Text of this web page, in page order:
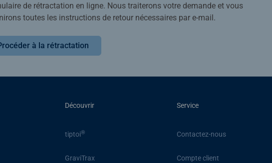
de rétractation en ligne. Nous traiterons votre demande et vous
toutes les instructions de retour nécessaires par e-mail.
à la rétractation
Découvrir
tiptoi®
GraviTrax
Service
Contactez-nous
Compte client